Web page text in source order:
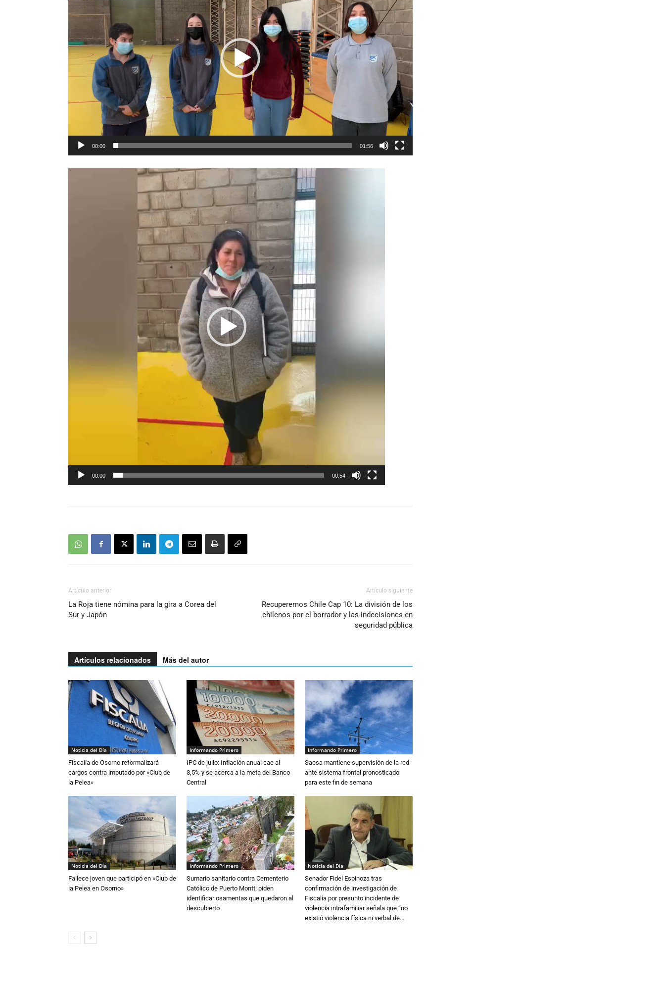
00:00 01:56
00:00 00:54
Artículo anterior
La Roja tiene nómina para la gira a Corea del
Sur y Japón
Artículo siguiente
Recuperemos Chile Cap 10: La división de los
chilenos por el borrador y las indecisiones en
seguridad pública
Artículos relacionados Más del autor
Noticia del Día
Fiscalía de Osorno reformalizará
cargos contra imputado por «Club de
la Pelea»
Informando Primero
IPC de julio: Inflación anual cae al
3,5% y se acerca a la meta del Banco
Central
Informando Primero
Saesa mantiene supervisión de la red
ante sistema frontal pronosticado
para este fin de semana
Noticia del Día
Fallece joven que participó en «Club de
la Pelea en Osorno»
Informando Primero
Sumario sanitario contra Cementerio
Católico de Puerto Montt: piden
identificar osamentas que quedaron al
descubierto
Noticia del Día
Senador Fidel Espinoza tras
confirmación de investigación de
Fiscalía por presunto incidente de
violencia intrafamiliar señala que “no
existió violencia física ni verbal de...